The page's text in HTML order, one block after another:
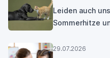
Leiden auch
Sommerhitze
29.07.2026